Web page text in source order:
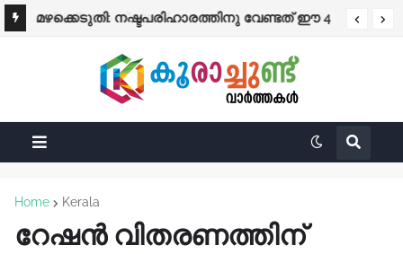
മഴക്കെടുതി: നഷ്ടപരിഹാരത്തിനു വേണ്ടത് ഈ 4
പ്രത്യേക ശ്രദ്ധക്ക്
Home Kerala
റേഷന്‍ വിതരണത്തിന്